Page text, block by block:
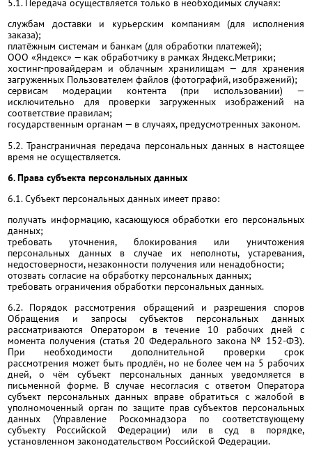
5.1. Передача осуществляется только в необходимых случаях:
службам доставки и курьерским компаниям (для исполнения
заказа);
платёжным системам и банкам (для обработки платежей);
ООО «Яндекс» — как обработчику в рамках Яндекс.Метрики;
хостинг-провайдерам и облачным хранилищам — для хранения
загруженных Пользователем файлов (фотографий, изображений);
сервисам модерации контента (при использовании) —
исключительно для проверки загруженных изображений на
соответствие правилам;
государственным органам — в случаях, предусмотренных законом.
5.2. Трансграничная передача персональных данных в настоящее
время не осуществляется.
6. Права субъекта персональных данных
6.1. Субъект персональных данных имеет право:
получать информацию, касающуюся обработки его персональных
данных;
требовать уточнения, блокирования или уничтожения
персональных данных в случае их неполноты, устаревания,
недостоверности, незаконности получения или ненадобности;
отозвать согласие на обработку персональных данных;
требовать ограничения обработки персональных данных.
6.2. Порядок рассмотрения обращений и разрешения споров
Обращения и запросы субъектов персональных данных
рассматриваются Оператором в течение 10 рабочих дней с
момента получения (статья 20 Федерального закона № 152-ФЗ).
При необходимости дополнительной проверки срок
рассмотрения может быть продлён, но не более чем на 5 рабочих
дней, о чём субъект персональных данных уведомляется в
письменной форме. В случае несогласия с ответом Оператора
субъект персональных данных вправе обратиться с жалобой в
уполномоченный орган по защите прав субъектов персональных
данных (Управление Роскомнадзора по соответствующему
субъекту Российской Федерации) или в суд в порядке,
установленном законодательством Российской Федерации.